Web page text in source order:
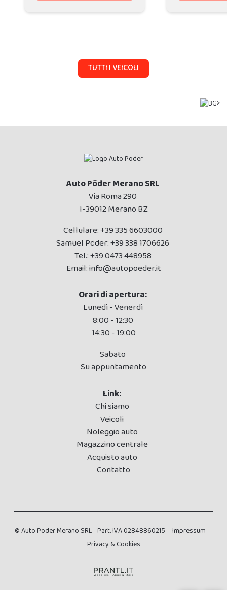
TUTTI I VEICOLI
Auto Pöder Merano SRL
Via Roma 290
I-39012 Merano BZ
Cellulare:+39 335 6603000
Samuel Pöder:+39 338 1706626
Tel.:+39 0473 448958
Email:info@autopoeder.it
Orari di apertura:
Lunedì - Venerdì
8:00 - 12:30
14:30 - 19:00
Sabato
Su appuntamento
Link:
Chi siamo
Veicoli
Noleggio auto
Magazzino centrale
Acquisto auto
Contatto
© Auto Pöder Merano SRL - Part. IVA 02848860215
Impressum
Privacy & Cookies